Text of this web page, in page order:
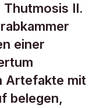
Thutmosis II.
einer
Artefakte mit
belegen,